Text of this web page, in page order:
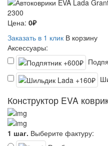
2300
Цена: 0₽
Заказать в 1 клик В корзину
Аксессуары:
Конструктор EVA
1 шаг. Выберите фактуру: